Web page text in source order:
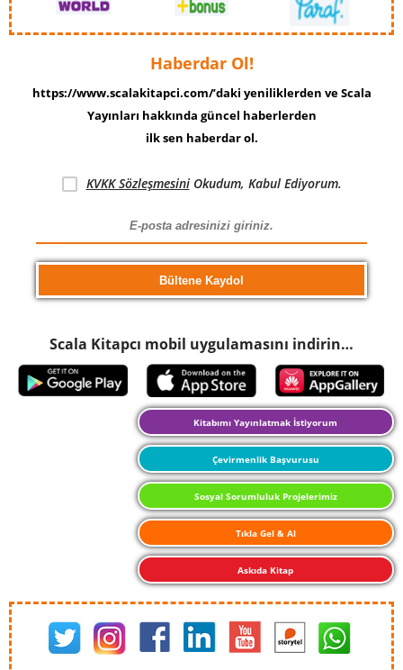
Haberdar Ol!
https://www.scalakitapci.com/’daki yeniliklerden ve Scala
Yayınları hakkında güncel haberlerden
ilk sen haberdar ol.
KVKK SözleşmesiniOkudum, Kabul Ediyorum.
Scala Kitapcı mobil uygulamasını indirin…
Kitabımı Yayınlatmak İstiyorum
Çevirmenlik Başvurusu
Sosyal Sorumluluk Projelerimiz
Tıkla Gel & Al
Askıda Kitap